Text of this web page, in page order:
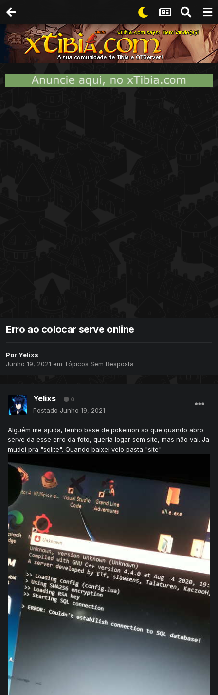
Erro ao colocar serve online
PorYelixs
Junho 19, 2021 em Tópicos Sem Resposta
Yelixs 0
Postado Junho 19, 2021
Alguém me ajuda, tenho base de pokemon so que quando abro
serve da esse erro da foto, queria logar sem site, mas não vai. Ja
mudei pra "sqlite". Quando baixei veio pasta "site"